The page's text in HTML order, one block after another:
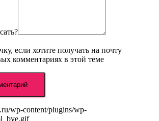
если хотите получать на почту
комментариях в этой теме